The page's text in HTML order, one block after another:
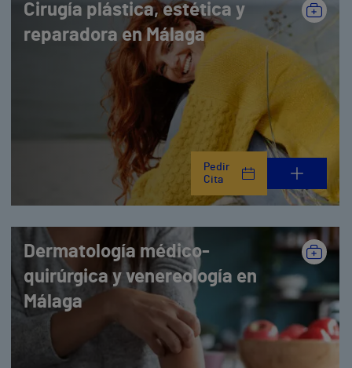
Cirugía plástica, estética y
reparadora en Málaga
Pedir
Cita
Dermatología médico-
quirúrgica y venereología en
Málaga